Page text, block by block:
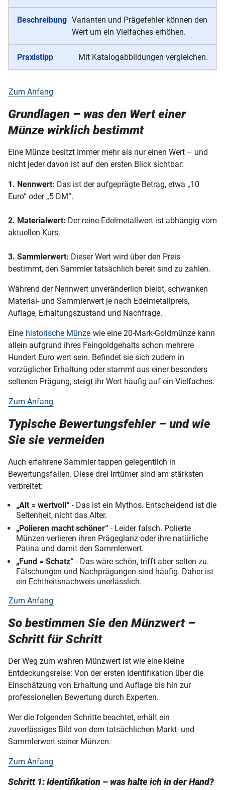
Varianten und Prägefehler können den
Wert um ein Vielfaches erhöhen.
Mit Katalogabbildungen vergleichen.
Zum Anfang
Grundlagen – was den Wert einer
Münze wirklich bestimmt
Eine Münze besitzt immer mehr als nur einen Wert – und
nicht jeder davon ist auf den ersten Blick sichtbar:
1. Nennwert: Das ist der aufgeprägte Betrag, etwa „10
Euro“ oder „5 DM“.
2. Materialwert: Der reine Edelmetallwert ist abhängig vom
aktuellen Kurs.
3. Sammlerwert: Dieser Wert wird über den Preis
bestimmt, den Sammler tatsächlich bereit sind zu zahlen.
Während der Nennwert unveränderlich bleibt, schwanken
Material- und Sammlerwert je nach Edelmetallpreis,
Auflage, Erhaltungszustand und Nachfrage.
Eine historische Münze wie eine 20-Mark-Goldmünze kann
allein aufgrund ihres Feingoldgehalts schon mehrere
Hundert Euro wert sein. Befindet sie sich zudem in
vorzüglicher Erhaltung oder stammt aus einer besonders
seltenen Prägung, steigt ihr Wert häufig auf ein Vielfaches.
Zum Anfang
Typische Bewertungsfehler – und wie
Sie sie vermeiden
Auch erfahrene Sammler tappen gelegentlich in
Bewertungsfallen. Diese drei Irrtümer sind am stärksten
verbreitet:
„Alt = wertvoll“ - Das ist ein Mythos. Entscheidend ist die
Seltenheit, nicht das Alter.
„Polieren macht schöner“ - Leider falsch. Polierte
Münzen verlieren ihren Prägeglanz oder ihre natürliche
Patina und damit den Sammlerwert.
„Fund = Schatz“ - Das wäre schön, trifft aber selten zu.
Fälschungen und Nachprägungen sind häufig. Daher ist
ein Echtheitsnachweis unerlässlich.
Zum Anfang
So bestimmen Sie den Münzwert –
Schritt für Schritt
Der Weg zum wahren Münzwert ist wie eine kleine
Entdeckungsreise: Von der ersten Identifikation über die
Einschätzung von Erhaltung und Auflage bis hin zur
professionellen Bewertung durch Experten.
Wer die folgenden Schritte beachtet, erhält ein
zuverlässiges Bild von dem tatsächlichen Markt- und
Sammlerwert seiner Münzen.
Zum Anfang
Schritt 1: Identifikation – was halte ich in der Hand?